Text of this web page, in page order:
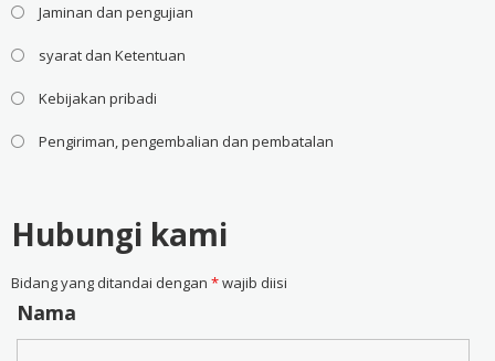
Jaminan dan pengujian
syarat dan Ketentuan
Kebijakan pribadi
Pengiriman, pengembalian dan pembatalan
Hubungi kami
Bidang yang ditandai dengan *wajib diisi
Nama